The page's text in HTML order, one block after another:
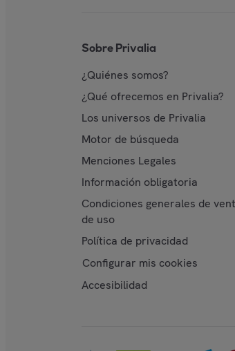
Sobre Privalia
¿Quiénes somos?
¿Qué ofrecemos en Privalia?
Los universos de Privalia
Motor de búsqueda
Menciones Legales
Información obligatoria
Condiciones generales de
de uso
Política de privacidad
Configurar mis cookies
Accesibilidad